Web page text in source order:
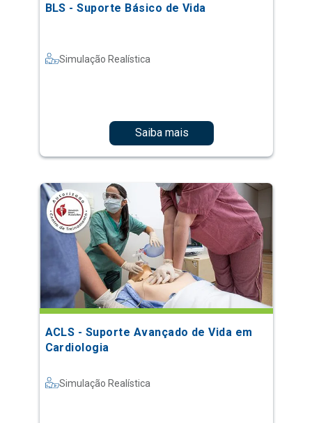
BLS - Suporte Básico de Vida
Simulação Realística
Saiba mais
ACLS - Suporte Avançado de Vida em
Cardiologia
Simulação Realística